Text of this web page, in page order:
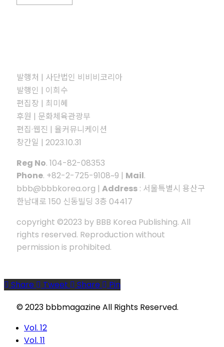
발행처 | 사단법인 비비비코리아
발행인 | 이희수
편집장 | 최미혜
후원 | 문화체육관광부
편집·웹진 | 율커뮤니케이션
창간일 | 2023.10.31
Reg No. 104-82-08353
Phone. +82-2-725-9108~9 | Mail.
bbb@bbbkorea.org | Address : 서울특별시 용산구
한남대로 150 신동빌딩 3층 04417
copyright ©2023 by BBB Korea Publishing. All
rights reserved. Reproduction without
permission is prohibited.
Share Tweet Share
Pin
© 2023 bbbmagazine All Rights Reserved.
Close
Menu
Vol. 12
Vol. 11